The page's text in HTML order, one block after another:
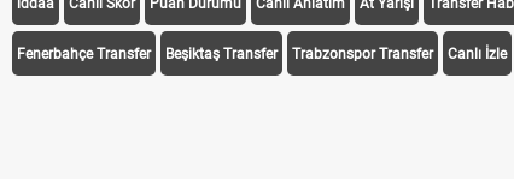
iddaa Canlı Skor Puan Durumu Canlı Anlatım At Yarışı Transfer
Fenerbahçe Transfer Beşiktaş Transfer Trabzonspor Transfer Canlı İzle